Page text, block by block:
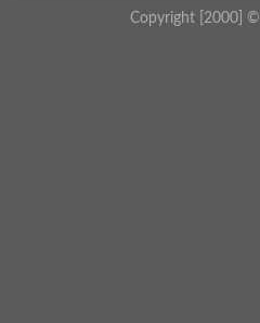
Copyright [2000] ©